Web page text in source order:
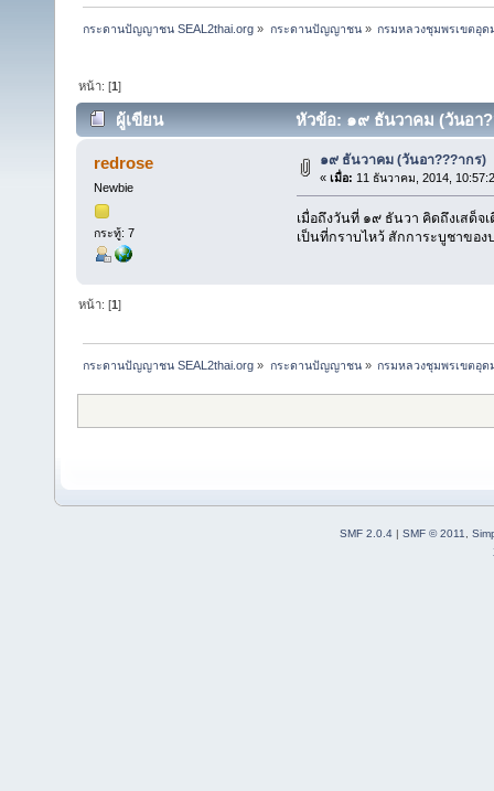
กระดานปัญญาชน SEAL2thai.org » กระดานปัญญาชน» กรมหลวงชุมพรเขตอุด
หน้า: [1]
ผู้เขียน หัวข้อ: ๑๙ ธันวาคม (วันอา
redrose
Newbie
กระทู้: 7
๑๙ ธันวาคม (วันอา???ากร)
« เมื่อ: 11 ธันวาคม, 2014,
เมื่อถึงวันที่ ๑๙ ธันวา คิดถึงเสด็จ
เป็นที่กราบไหว้ สักการะบูชาขอ
หน้า: [1]
กระดานปัญญาชน SEAL2thai.org » กระดานปัญญาชน» กรมหลวงชุมพรเขตอุด
SMF 2.0.4 SMF © 2011,